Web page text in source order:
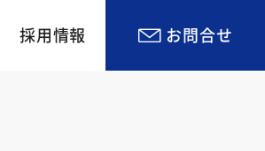
採用情報 お問合せ